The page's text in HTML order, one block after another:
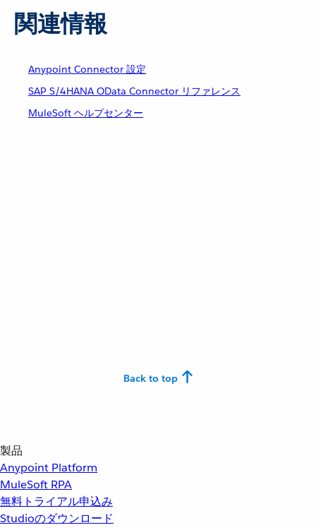
関連情報
Anypoint Connector 設定
SAP S/4HANA OData Connector リファレンス
MuleSoft ヘルプセンター
Back to top
製品
Anypoint Platform
MuleSoft RPA
無料トライアル申込み
Studioのダウンロード